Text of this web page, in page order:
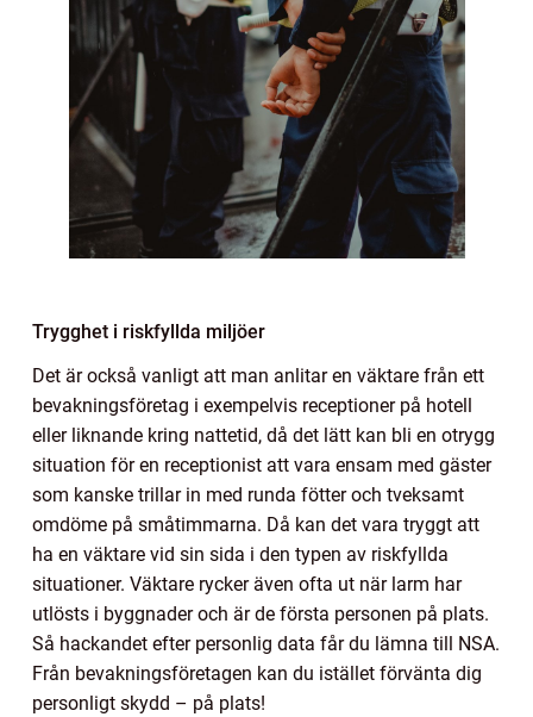
Trygghet i riskfyllda miljöer
Det är också vanligt att man anlitar en väktare från ett
bevakningsföretag i exempelvis receptioner på hotell
eller liknande kring nattetid, då det lätt kan bli en otrygg
situation för en receptionist att vara ensam med gäster
som kanske trillar in med runda fötter och tveksamt
omdöme på småtimmarna. Då kan det vara tryggt att
ha en väktare vid sin sida i den typen av riskfyllda
situationer. Väktare rycker även ofta ut när larm har
utlösts i byggnader och är de första personen på plats.
Så hackandet efter personlig data får du lämna till NSA.
Från bevakningsföretagen kan du istället förvänta dig
personligt skydd – på plats!